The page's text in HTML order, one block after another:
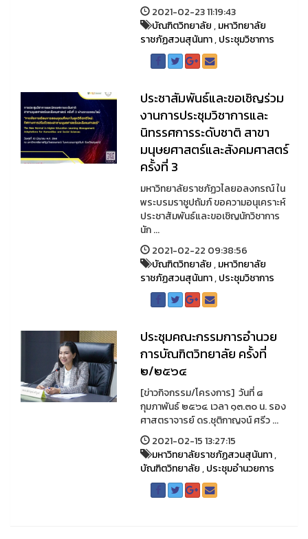
2021-02-23 11:19:43
บัณฑิตวิทยาลัย,มหาวิทยาลัย
ราชภัฏสวนสุนันทา,ประชุมวิชาการ
ประชาสัมพันธ์และขอเชิญร่วม
งานการประชุมวิชาการและ
นิทรรศการระดับชาติ สาขา
มนุษยศาสตร์และสังคมศาสตร์
ครั้งที่ 3
มหาวิทยาลัยราชภัฏวไลยอลงกรณ์ ใน
พระบรมราชูปถัมภ์ ขอความอนุเคราะห์
ประชาสัมพันธ์และขอเชิญนักวิชาการ
นัก ...
2021-02-22 09:38:56
บัณฑิตวิทยาลัย,มหาวิทยาลัย
ราชภัฏสวนสุนันทา,ประชุมวิชาการ
ประชุมคณะกรรมการอำนวย
การบัณฑิตวิทยาลัย ครั้งที่
๒/๒๕๖๔
[ข่าวกิจกรรม/โครงการ] วันที่ ๘
กุมภาพันธ์ ๒๕๖๔ เวลา ๑๓.๓๐ น. รอง
ศาสตราจารย์ ดร.ชุติกาญจน์ ศรีว ...
2021-02-15 13:27:15
มหาวิทยาลัยราชภัฏสวนสุนันทา,
บัณฑิตวิทยาลัย,ประชุมอำนวยการ